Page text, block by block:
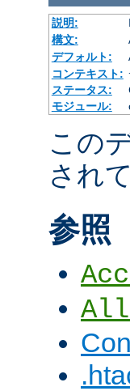
説明:
構文:
デフォルト:
コンテキスト:
ステータス:
モジュール:
この
され
参照